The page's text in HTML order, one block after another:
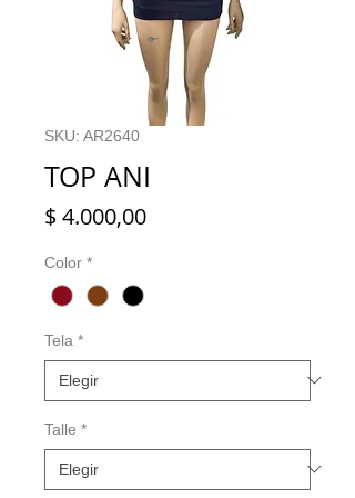
SKU: AR2640
TOP ANI
$ 4.000,00Precio
Color *
Tela *
Talle *